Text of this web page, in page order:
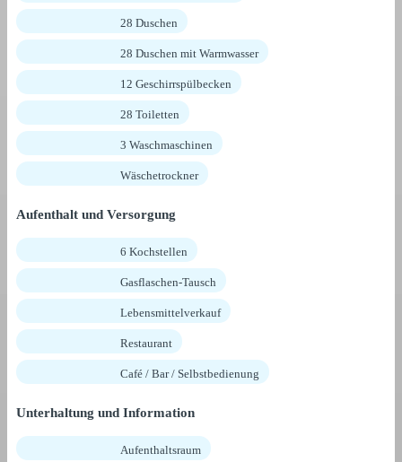
28 Duschen
28 Duschen mit Warmwasser
12 Geschirrspülbecken
28 Toiletten
3 Waschmaschinen
Wäschetrockner
Aufenthalt und Versorgung
6 Kochstellen
Gasflaschen-Tausch
Lebensmittelverkauf
Restaurant
Café / Bar / Selbstbedienung
Unterhaltung und Information
Aufenthaltsraum